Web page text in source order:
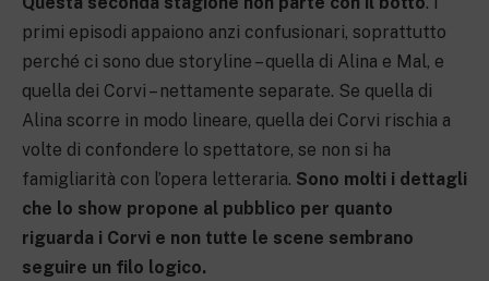
primi episodi appaiono anzi confusionari, soprattutto
perché ci sono due storyline – quella di Alina e Mal, e
quella dei Corvi – nettamente separate. Se quella di
Alina scorre in modo lineare, quella dei Corvi rischia a
volte di confondere lo spettatore, se non si ha
famigliarità con l’opera letteraria. Sono molti i dettagli
che lo show propone al pubblico per quanto
riguarda i Corvi e non tutte le scene sembrano
seguire un filo logico.